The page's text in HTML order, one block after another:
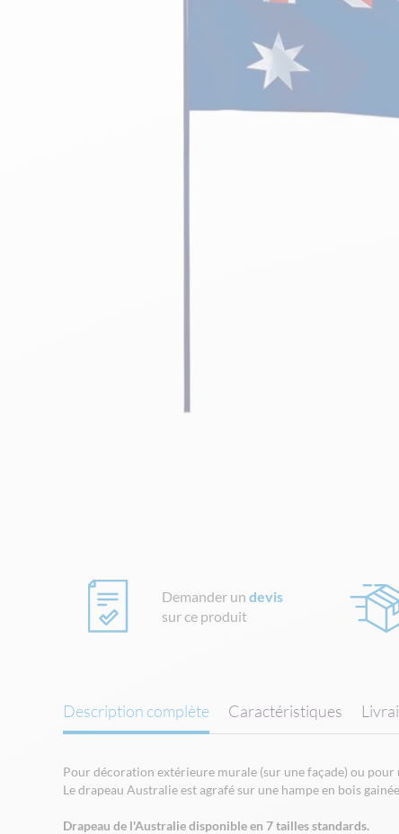
Demander undevis
sur ce produit
Description complète
Pour décoration extérieure murale (sur une façade) ou
Le drapeau Australie est agrafé sur une hampe en bois
Drapeau de l'Australie disponible en 7 tailles standards.
Caractéristiques